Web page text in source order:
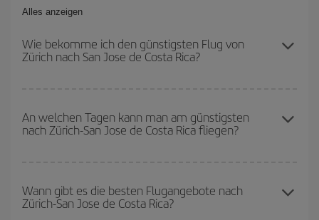
Alles anzeigen
Wie bekomme ich den günstigsten Flug von
Zürich nach San Jose de Costa Rica?
Costa Rica-dest sparen und den günstigsten Flug bekommen,
wenn Sie die Hauptsaison meiden, frühzeitig buchen und bei den
An welchen Tagen kann man am günstigsten
nach Zürich-San Jose de Costa Rica fliegen?
können, starten Sie einfach eine Suche auf unserer
Suchmaschine für günstige Flüge. Sagen Sie uns, wo Sie
Wann gibt es die besten Flugangebote nach
Zürich-San Jose de Costa Rica?